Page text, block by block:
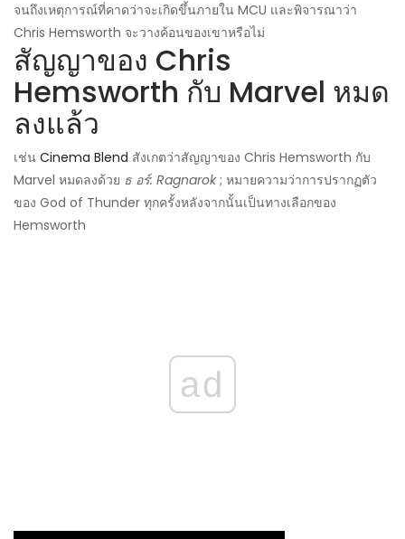
จนถึงเหตุการณ์ที่คาดว่าจะเกิดขึ้นภายใน MCU และพิจารณาว่า
Chris Hemsworth จะวางค้อนของเขาหรือไม่
สัญญาของ Chris
Hemsworth กับ Marvel หมด
ลงแล้ว
เช่น Cinema Blend สังเกตว่าสัญญาของ Chris Hemsworth กับ
Marvel หมดลงด้วย ธ อร์: Ragnarok; หมายความว่าการปรากฏตัว
ของ God of Thunder ทุกครั้งหลังจากนั้นเป็นทางเลือกของ
Hemsworth
ad